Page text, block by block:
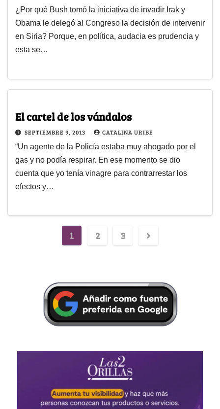
¿Por qué Bush tomó la iniciativa de invadir Irak y
Obama le delegó al Congreso la decisión de intervenir
en Siria? Porque, en política, audacia es prudencia y
esta se…
El cartel de los vándalos
SEPTIEMBRE 9, 2013 CATALINA URIBE
“Un agente de la Policía estaba muy ahogado por el
gas y no podía respirar. En ese momento se dio
cuenta que yo tenía vinagre para contrarrestar los
efectos y…
1 2 3